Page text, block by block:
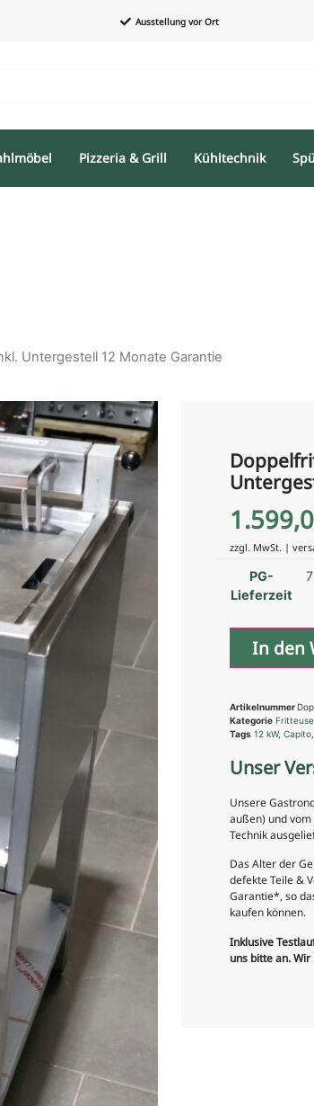
Ausstellung vor Ort
Pizzeria & Grill Kühltechnik
Untergestell 12 Monate Garantie
zzgl. MwSt. |
PG-
Lieferzeit
In den
Artikelnummer
Kategorie
Tags 12 kW,Capito
Unser
Unsere
außen) und
Technik
Das Alter der
defekte Teile &
Garantie*, so
kaufen können.
Inklusive
uns bitte an.